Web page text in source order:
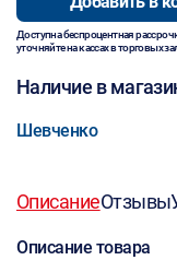
Доступна беспроцентная
уточняйте на кассах в торговых
Наличие в
Шевченко
ОписаниеОтзывы
Описание товара